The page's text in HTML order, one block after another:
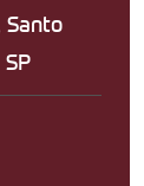
Santo